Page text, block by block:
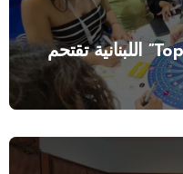
من بيروت إلى دبي…”Top Stop” اللبنانية تقتحم